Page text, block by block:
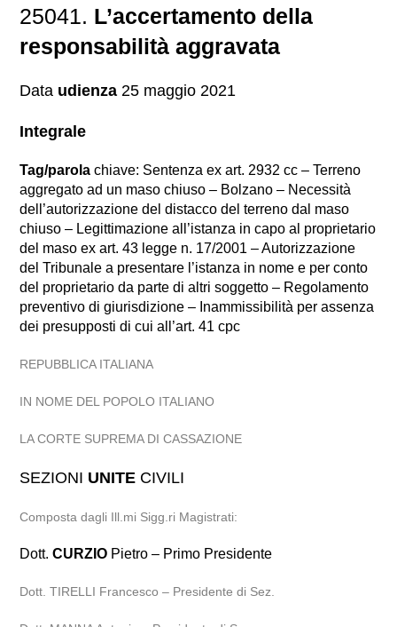
25041. L’accertamento della
responsabilità aggravata
Data udienza 25 maggio 2021
Integrale
Tag/parola chiave: Sentenza ex art. 2932 cc – Terreno
aggregato ad un maso chiuso – Bolzano – Necessità
dell’autorizzazione del distacco del terreno dal maso
chiuso – Legittimazione all’istanza in capo al proprietario
del maso ex art. 43 legge n. 17/2001 – Autorizzazione
del Tribunale a presentare l’istanza in nome e per conto
del proprietario da parte di altri soggetto – Regolamento
preventivo di giurisdizione – Inammissibilità per assenza
dei presupposti di cui all’art. 41 cpc
REPUBBLICA ITALIANA
IN NOME DEL POPOLO ITALIANO
LA CORTE SUPREMA DI CASSAZIONE
SEZIONI UNITE CIVILI
Composta dagli Ill.mi Sigg.ri Magistrati:
Dott.CURZIO Pietro – Primo Presidente
Dott. TIRELLI Francesco – Presidente di Sez.